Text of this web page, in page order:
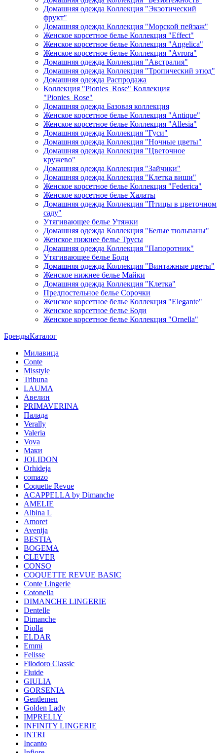
Домашняя одежда Коллекция "Экзотический
фрукт"
Домашняя одежда Коллекция "Морской пейзаж"
Женское корсетное белье Коллекция "Effect"
Женское корсетное белье Коллекция "Angelica"
Женское корсетное белье Коллекция "Avrora"
Домашняя одежда Коллекция "Австралия"
Домашняя одежда Коллекция "Тропический этюд"
Домашняя одежда Распродажа
Коллекция "Pionies_Rose" Коллекция
"Pionies_Rose"
Домашняя одежда Базовая коллекция
Женское корсетное белье Коллекция "Antique"
Женское корсетное белье Коллекция "Allesia"
Домашняя одежда Коллекция "Гуси"
Домашняя одежда Коллекция "Ночные цветы"
Домашняя одежда Коллекция "Цветочное
кружево"
Домашняя одежда Коллекция "Зайчики"
Домашняя одежда Коллекция "Клетка виши"
Женское корсетное белье Коллекция "Federica"
Женское корсетное белье Халаты
Домашняя одежда Коллекция "Птицы в цветочном
саду"
Утягивающее белье Утяжки
Домашняя одежда Коллекция "Белые тюльпаны"
Женское нижнее белье Трусы
Домашняя одежда Коллекция "Папоротник"
Утягивающее белье Боди
Домашняя одежда Коллекция "Винтажные цветы"
Женское нижнее белье Майки
Домашняя одежда Коллекция "Клетка"
Предпостельное белье Сорочки
Женское корсетное белье Коллекция "Elegante"
Женское корсетное белье Боди
Женское корсетное белье Коллекция "Ornella"
БрендыКаталог
Милавица
Conte
Misstyle
Tribuna
LAUMA
Авелин
PRIMAVERINA
Палада
Verally
Valeria
Vova
Маки
JOLIDON
Orhideja
comazo
Coquette Revue
ACAPPELLA by Dimanche
AMELIE
Albina L
Amoret
Avenija
BESTIA
BOGEMA
CLEVER
CONSO
COQUETTE REVUE BASIC
Conte Lingerie
Cotonella
DIMANCHE LINGERIE
Dentelle
Dimanche
Diolla
ELDAR
Emmi
Felisse
Filodoro Classic
Fluide
GIULIA
GORSENIA
Gentlemen
Golden Lady
IMPRELLY
INFINITY LINGERIE
INTRI
Incanto